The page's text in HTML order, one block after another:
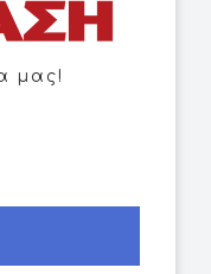
μας!